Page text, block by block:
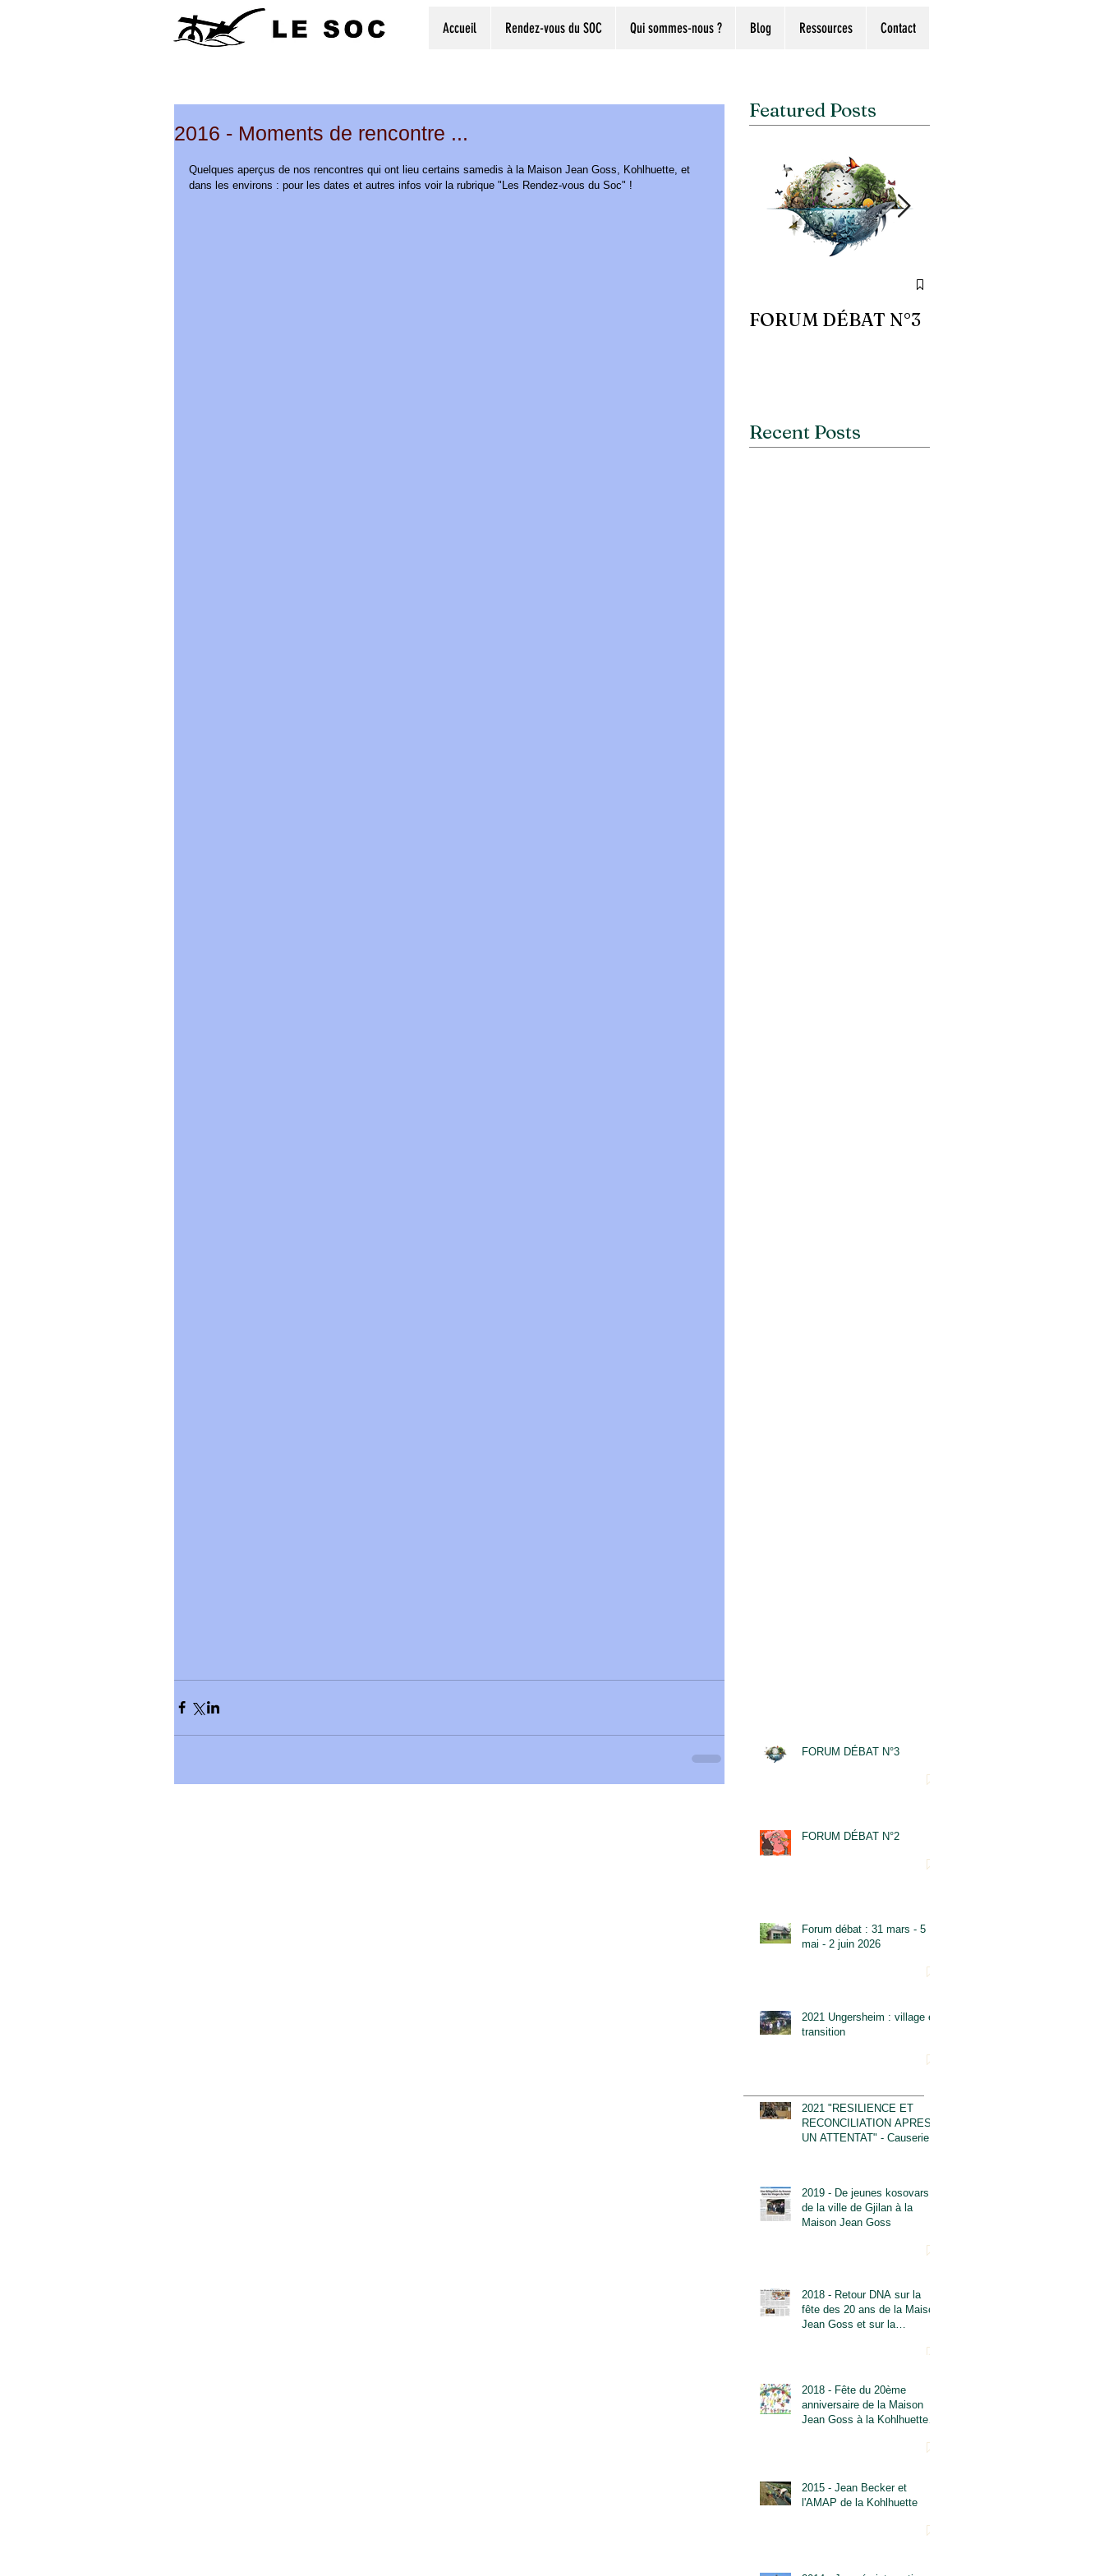
Accueil Rendez-vous du SOC Qui sommes-nous ? Blog Ressources Contact
2016 - Moments de rencontre ...
Quelques aperçus de nos rencontres qui ont lieu certains samedis à la Maison Jean Goss, Kohlhuette, et
dans les environs : pour les dates et autres infos voir la rubrique "Les Rendez-vous du Soc" !
Featured Posts
FORUM DÉBAT N°3
Recent Posts
FORUM DÉBAT N°3
FORUM DÉBAT N°2
Forum débat : 31 mars - 5
mai - 2 juin 2026
2021 Ungersheim : village en
transition
2021 "RESILIENCE ET
RECONCILIATION APRES
UN ATTENTAT" - Causerie
2019 - De jeunes kosovars
de la ville de Gjilan à la
Maison Jean Goss
2018 - Retour DNA sur la
fête des 20 ans de la Maison
Jean Goss et sur la
2018 - Fête du 20ème
anniversaire de la Maison
Jean Goss à la Kohlhuette le
2015 - Jean Becker et
l'AMAP de la Kohlhuette